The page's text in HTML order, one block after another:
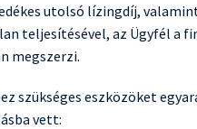
utolsó lízingdíj,
teljesítésével, az Ügyfél a
megszerzi.
szükséges eszközöket
vett: